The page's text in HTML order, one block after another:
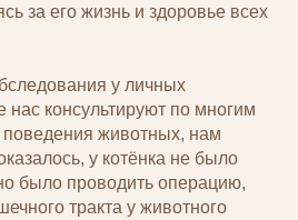
за его жизнь и здоровье всех
у личных
нас консультируют по многим
животных, нам
у котёнка не было
было проводить операцию,
тракта у животного